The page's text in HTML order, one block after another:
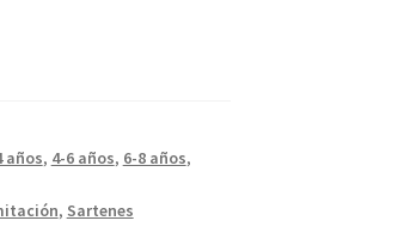
años, 4-6 años, 6-8 años,
, Sartenes